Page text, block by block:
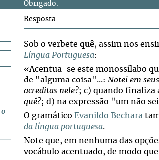
Obrigado.
o
Resposta
Sob o verbete quê, assim nos
Língua Portuguesa:
«Acentua-se este monossílabo
de "alguma coisa"...: Notei em
acreditas nele?; c) quando finaliza
quê?; d) na expressão "um não
O gramático Evanildo Bechara
da língua portuguesa.
Note que, em nenhuma das
vocábulo acentuado, de modo